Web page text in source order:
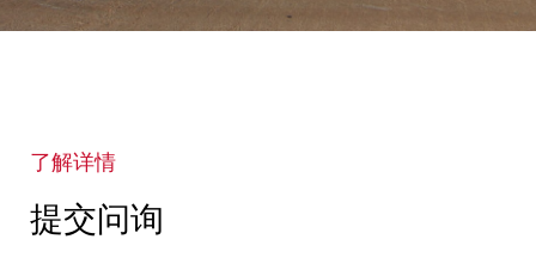
了解详情
提交问询